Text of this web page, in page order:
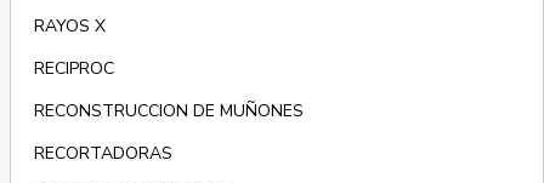
RAYOS X
RECIPROC
RECONSTRUCCION DE MUÑONES
RECORTADORAS